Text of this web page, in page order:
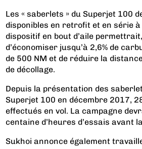
Les « saberlets » du Superjet 100
disponibles en retrofit et en série
dispositif en bout d’aile
d’économiser jusqu’à 2,6% de
de 500 NM et de réduire la
de décollage.
Depuis la présentation des
Superjet 100 en décembre 2017,
effectués en vol. La campagne
centaine d’heures d’essais avant
Sukhoi annonce également